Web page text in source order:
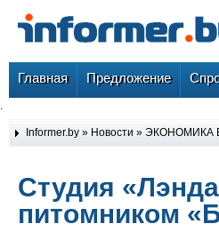
Главная Предложение
.
Informer.by » Новости » ЭКОНОМИКА
Студия
питомником